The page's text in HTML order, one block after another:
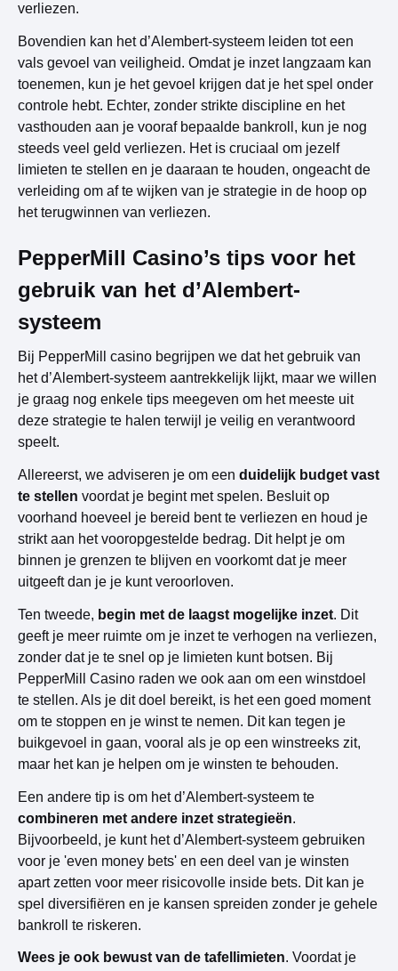
verliezen.
Bovendien kan het d’Alembert-systeem leiden tot een
vals gevoel van veiligheid. Omdat je inzet langzaam kan
toenemen, kun je het gevoel krijgen dat je het spel onder
controle hebt. Echter, zonder strikte discipline en het
vasthouden aan je vooraf bepaalde bankroll, kun je nog
steeds veel geld verliezen. Het is cruciaal om jezelf
limieten te stellen en je daaraan te houden, ongeacht de
verleiding om af te wijken van je strategie in de hoop op
het terugwinnen van verliezen.
PepperMill Casino’s tips voor het
gebruik van het d’Alembert-
systeem
Bij PepperMill casino begrijpen we dat het gebruik van
het d’Alembert-systeem aantrekkelijk lijkt, maar we willen
je graag nog enkele tips meegeven om het meeste uit
deze strategie te halen terwijl je veilig en verantwoord
speelt.
Allereerst, we adviseren je om een duidelijk budget vast
te stellen voordat je begint met spelen. Besluit op
voorhand hoeveel je bereid bent te verliezen en houd je
strikt aan het vooropgestelde bedrag. Dit helpt je om
binnen je grenzen te blijven en voorkomt dat je meer
uitgeeft dan je je kunt veroorloven.
Ten tweede, begin met de laagst mogelijke inzet. Dit
geeft je meer ruimte om je inzet te verhogen na verliezen,
zonder dat je te snel op je limieten kunt botsen. Bij
PepperMill Casino raden we ook aan om een winstdoel
te stellen. Als je dit doel bereikt, is het een goed moment
om te stoppen en je winst te nemen. Dit kan tegen je
buikgevoel in gaan, vooral als je op een winstreeks zit,
maar het kan je helpen om je winsten te behouden.
Een andere tip is om het d’Alembert-systeem te
combineren met andere inzet strategieën.
Bijvoorbeeld, je kunt het d’Alembert-systeem gebruiken
voor je 'even money bets' en een deel van je winsten
apart zetten voor meer risicovolle inside bets. Dit kan je
spel diversifiëren en je kansen spreiden zonder je gehele
bankroll te riskeren.
Wees je ook bewust van de tafellimieten. Voordat je